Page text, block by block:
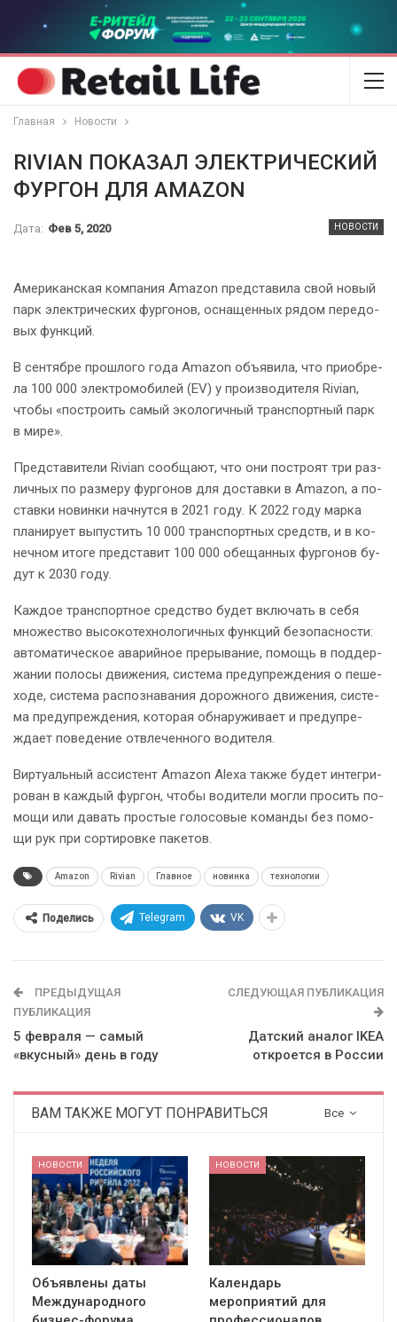
Главная Новости
RIVIAN ПОКАЗАЛ ЭЛЕКТРИЧЕСКИЙ
ФУРГОН ДЛЯ AMAZON
НОВОСТИ
Дата: Фев 5, 2020
Аме­ри­кан­ская ком­па­ния Amazon пред­ста­ви­ла свой но­вый
парк элек­три­че­ских фур­го­нов, осна­щен­ных ря­дом пе­ре­до­
вых функ­ций.
В сен­тяб­ре про­шло­го го­да Amazon объяви­ла, что при­об­ре­
ла 100 000 элек­тро­мо­би­лей (EV) у про­из­во­ди­те­ля Rivian,
что­бы «по­стро­ить са­мый эко­ло­гич­ный транс­порт­ный парк
в ми­ре».
Пред­ста­ви­те­ли Rivian со­об­ща­ют, что они по­стро­ят три раз­
лич­ных по раз­ме­ру фур­го­нов для до­став­ки в Amazon, а по­
став­ки но­вин­ки нач­нут­ся в 2021 го­ду. К 2022 го­ду мар­ка
пла­ни­ру­ет вы­пу­стить 10 000 транс­порт­ных средств, и в ко­
неч­ном ито­ге пред­ста­вит 100 000 обе­щан­ных фур­го­нов бу­
дут к 2030 го­ду.
Каж­дое транс­порт­ное сред­ство бу­дет вклю­чать в се­бя
мно­же­ство вы­со­ко­тех­но­ло­гич­ных функ­ций без­опас­но­сти:
ав­то­ма­ти­че­ское ава­рий­ное пре­ры­ва­ние, по­мощь в под­дер­
жа­нии по­ло­сы дви­же­ния, си­сте­ма пре­ду­пре­жде­ния о пе­ше­
хо­де, си­сте­ма рас­по­зна­ва­ния до­рож­но­го дви­же­ния, си­сте­
ма пре­ду­пре­жде­ния, ко­то­рая об­на­ру­жи­ва­ет и пре­ду­пре­
жда­ет по­ве­де­ние от­вле­чен­но­го во­ди­те­ля.
Вир­ту­аль­ный ас­си­стент Amazon Alexa так­же бу­дет ин­те­гри­
ро­ван в каж­дый фур­гон, что­бы во­ди­те­ли мог­ли про­сить по­
мо­щи или да­вать про­стые го­ло­со­вые ко­ман­ды без по­мо­
щи рук при сор­ти­ров­ке па­ке­тов.
Amazon Rivian Главное новинка технологии
Поделись Telegram VK
ПРЕДЫДУЩАЯ
ПУБЛИКАЦИЯ
5 февраля — самый
«вкусный» день в году
СЛЕДУЮЩАЯ ПУБЛИКАЦИЯ
Датский аналог IKEA
откроется в России
Все
ВАМ ТАКЖЕ МОГУТ ПОНРАВИТЬСЯ
НОВОСТИ
Объявлены даты
Международного
НОВОСТИ
Календарь
мероприятий для